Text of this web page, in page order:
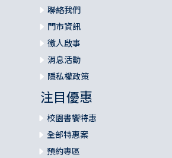
聯絡我們
門市資訊
徵人啟事
消息活動
隱私權政策
注目優惠
校園書饗特惠
全部特惠案
預約專區